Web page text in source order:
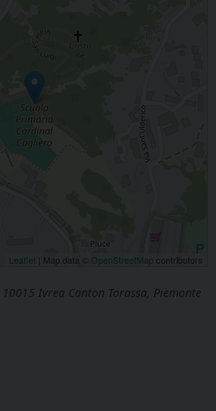
Leaflet | Map data © OpenStreetMap contributors
Ivrea Canton Torassa, Piemonte